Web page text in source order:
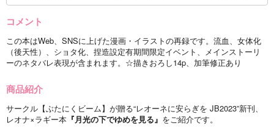
コメント
この本はWeb、SNSに上げた漫画・イラストの再録です。流血、女体化
（後天性）、ショタ化、捏造設定有期間限定イベント、メインストーリ
ーのネタバレ表現が含まれます。☆描きおろし14p、加筆修正あり
商品紹介
サークル【ぶたにくビーム】が贈る“レオーネに安らぎを JB2023”新刊、
レオナ×ラギー本 『月光の下でゆめを見る』 をご紹介です。